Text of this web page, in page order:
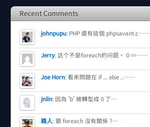
Recent Comments
johnpupu: PHP 還有這個 phpsavant.c……
Jerry:这个不是foreach的问题。 0 ==……
Joe Horn:看來問題在 if ... else ..……
jnlin: 因為 'b' 被轉型成 0 了…
路人: 跟 foreach 沒有關係 ?…